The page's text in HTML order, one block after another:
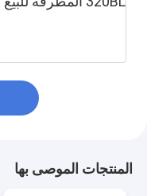
المنتجات الموصى بها